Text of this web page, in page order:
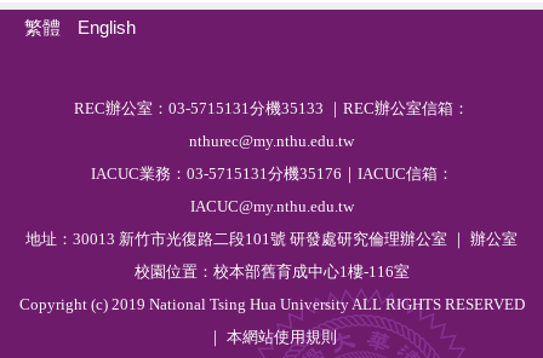
繁體 English
REC辦公室：03-5715131分機35133 ｜REC辦公室信箱：
nthurec@my.nthu.edu.tw
IACUC業務：03-5715131分機35176｜IACUC信箱：
IACUC@my.nthu.edu.tw
地址：30013 新竹市光復路二段101號 研發處研究倫理辦公室 ｜ 辦公室
校園位置：校本部舊育成中心1樓-116室
Copyright (c) 2019 National Tsing Hua University ALL RIGHTS RESERVED
｜ 本網站使用規則